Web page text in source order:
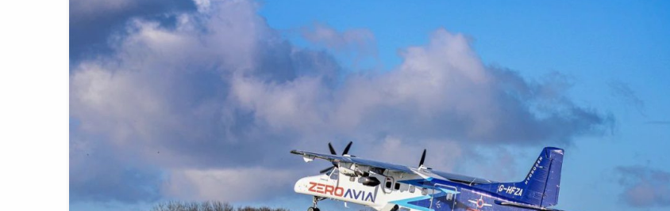
18:40 SunExpress Günlük Yolcu Rekorunu 72 Bin 340’a Çıkardı
İstanbul Havalimanı’nın 4. Pistinde İlk Test Uçuşu Yapıldı
12:47 Turkish Technic’te Yeni Atama: Erdem Engin Göreve Başladı